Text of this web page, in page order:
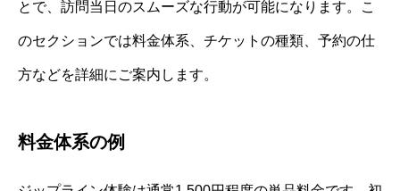
とで、訪問当日のスムーズな行動が可能になります。こ
のセクションでは料金体系、チケットの種類、予約の仕
方などを詳細にご案内します。
料金体系の例